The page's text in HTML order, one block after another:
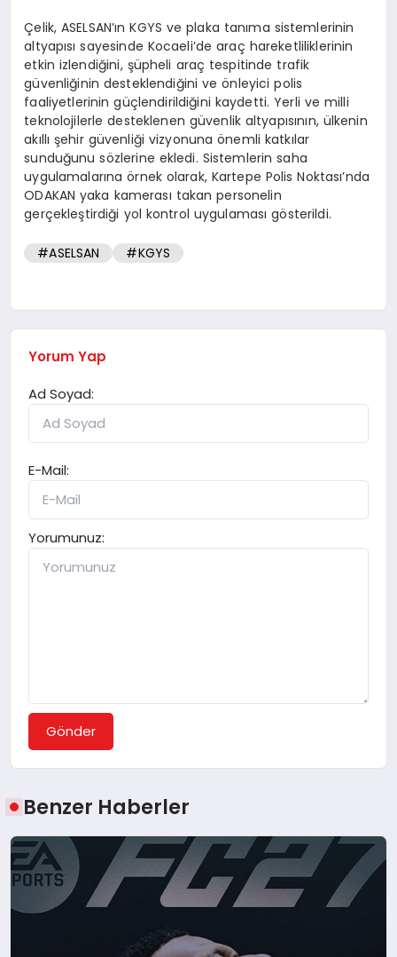
Çelik, ASELSAN’ın KGYS ve plaka tanıma sistemlerinin
altyapısı sayesinde Kocaeli’de araç hareketliliklerinin
etkin izlendiğini, şüpheli araç tespitinde trafik
güvenliğinin desteklendiğini ve önleyici polis
faaliyetlerinin güçlendirildiğini kaydetti. Yerli ve milli
teknolojilerle desteklenen güvenlik altyapısının, ülkenin
akıllı şehir güvenliği vizyonuna önemli katkılar
sunduğunu sözlerine ekledi. Sistemlerin saha
uygulamalarına örnek olarak, Kartepe Polis Noktası’nda
ODAKAN yaka kamerası takan personelin
gerçekleştirdiği yol kontrol uygulaması gösterildi.
#ASELSAN #KGYS
Yorum Yap
Ad Soyad:
E-Mail:
Yorumunuz:
Gönder
Benzer Haberler